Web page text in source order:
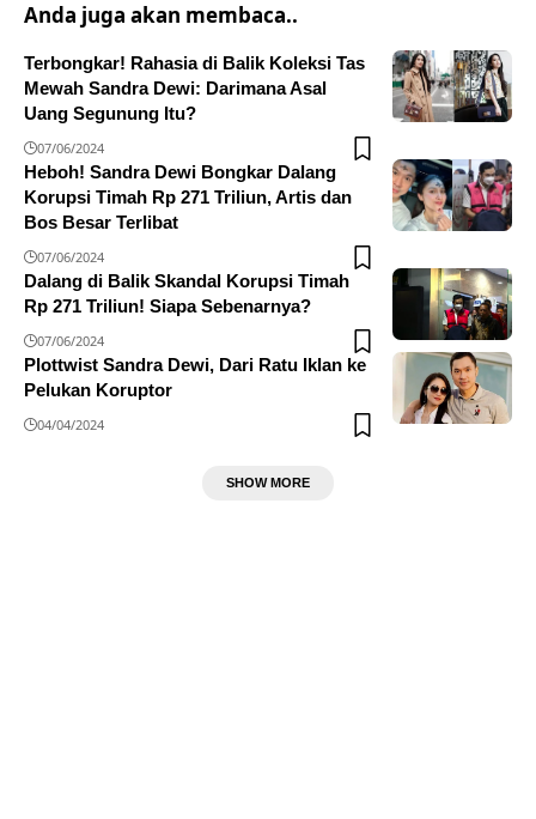
Anda juga akan membaca..
Terbongkar! Rahasia di Balik Koleksi Tas
Mewah Sandra Dewi: Darimana Asal
Uang Segunung Itu?
07/06/2024
Heboh! Sandra Dewi Bongkar Dalang
Korupsi Timah Rp 271 Triliun, Artis dan
Bos Besar Terlibat
07/06/2024
Dalang di Balik Skandal Korupsi Timah
Rp 271 Triliun! Siapa Sebenarnya?
07/06/2024
Plottwist Sandra Dewi, Dari Ratu Iklan ke
Pelukan Koruptor
04/04/2024
SHOW MORE